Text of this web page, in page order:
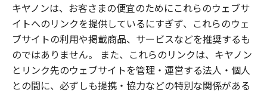
キヤノンは、お客さまの便宜のためにこれらのウェブサ
イトへのリンクを提供しているにすぎず、これらのウェ
ブサイトの利用や掲載商品、サービスなどを推奨するも
のではありません。 また、これらのリンクは、キヤノン
とリンク先のウェブサイトを管理・運営する法人・個人
との間に、必ずしも提携・協力などの特別な関係がある